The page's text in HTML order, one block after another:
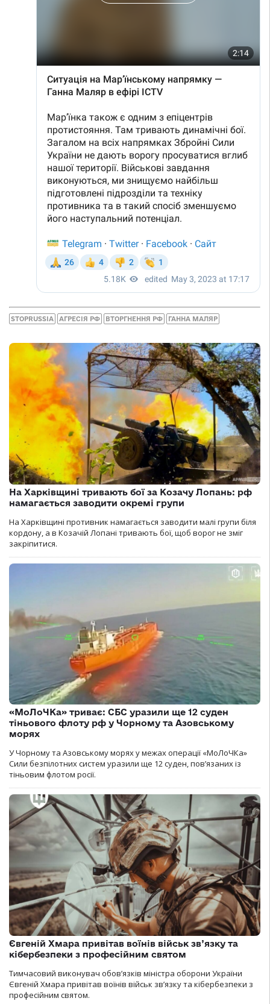
STOPRUSSIA АГРЕСІЯ РФ ВТОРГНЕННЯ РФ ГАННА МАЛЯР
На Харківщині тривають бої за Козачу Лопань: рф
намагається заводити окремі групи
На Харківщині противник намагається заводити малі групи біля
кордону, а в Козачій Лопані тривають бої, щоб ворог не зміг
закріпитися.
«МоЛоЧКа» триває: СБС уразили ще 12 суден
тіньового флоту рф у Чорному та Азовському
морях
У Чорному та Азовському морях у межах операції «МоЛоЧКа»
Сили безпілотних систем уразили ще 12 суден, пов’язаних із
тіньовим флотом росії.
Євгеній Хмара привітав воїнів військ зв’язку та
кібербезпеки з професійним святом
Тимчасовий виконувач обов’язків міністра оборони України
Євгеній Хмара привітав воїнів військ зв’язку та кібербезпеки з
професійним святом.